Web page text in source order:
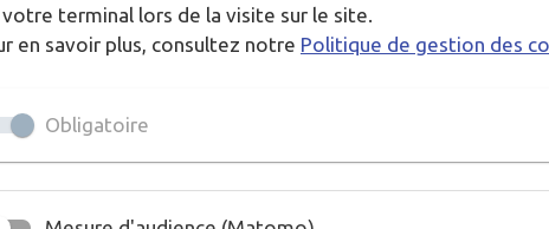
directement au Trésor Public et par CB ou espèces dans
pour toutes les prestations sans réservation selon
045/2022 article 4 : pénalités).
: CANTINE, ACTIVITÉS
votre terminal lors de la visite sur le site.
en savoir plus, consultez notre Politique de gestion des
Obligatoire